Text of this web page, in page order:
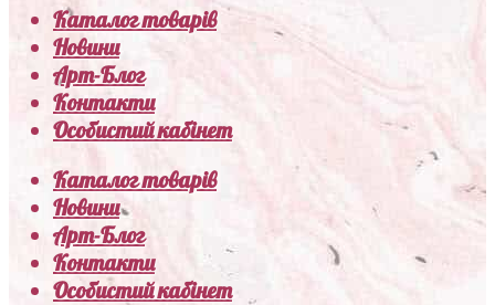
Каталог товарів
Новини
Арт-Блог
Контакти
Особистий кабінет
Каталог товарів
Новини
Арт-Блог
Контакти
Особистий кабінет